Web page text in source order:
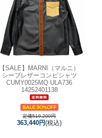
【SALE】
MARNI（マルニ）
シープレザーコンビシャツ
CUMY0025MQ ULA736
14252401138
定価519,200円
363,440円(税込)